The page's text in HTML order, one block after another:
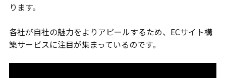
ります。
各社が自社の魅力をよりアピールするため、ECサイト構
築サービスに注目が集まっているのです。